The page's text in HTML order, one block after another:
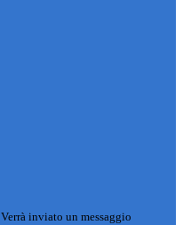
Verrà inviato un messaggio